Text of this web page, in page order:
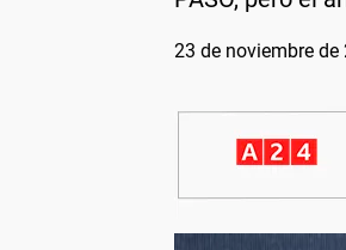
23 de noviembre de